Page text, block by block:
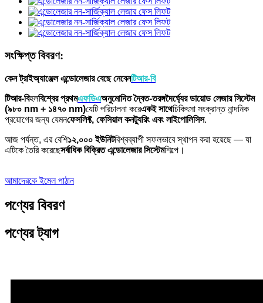
সংক্ষিপ্ত বিবরণ:
কেন ট্রাইঅ্যাঞ্জেল এন্ডোলেজার বেছে নেবেনটিআর-বি
টিআর-বিহলবিশ্বের প্রথমএফডিএঅনুমোদিত দ্বৈত-তরঙ্গদৈর্ঘ্যের ডায়োড লেজার সিস্টেম
(৯৮০ nm + ১৪৭০ nm)যেটি পরিচালনা করেএকই সাথেচিকিৎসা সংক্রান্ত নান্দনিক
প্রয়োগের জন্য যেমনফেসলিফ্ট, ফেসিয়াল কনট্যুরিং এবং লাইপোলিসিস.
আজ পর্যন্ত, এর বেশি১২,০০০ ইউনিটবিশ্বব্যাপী সফলভাবে স্থাপন করা হয়েছে — যা
এটিকে তৈরি করেছেসর্বাধিক বিক্রিত এন্ডোলেজার সিস্টেমশিল্পে।
আমাদেরকে ইমেল পাঠান
পণ্যের বিবরণ
পণ্যের ট্যাগ